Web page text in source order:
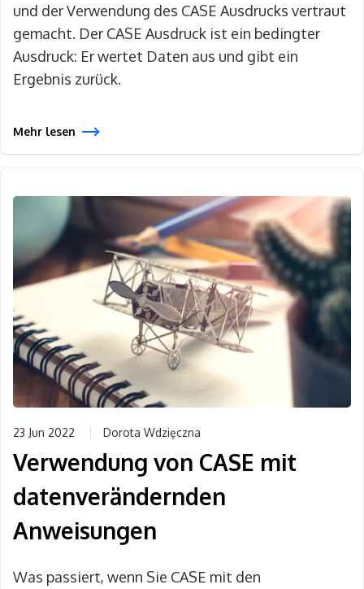
und der Verwendung des CASE Ausdrucks vertraut
gemacht. Der CASE Ausdruck ist ein bedingter
Ausdruck: Er wertet Daten aus und gibt ein
Ergebnis zurück.
Mehr lesen
23 Jun 2022 Dorota Wdzięczna
Verwendung von CASE mit
datenverändernden
Anweisungen
Was passiert, wenn Sie CASE mit den